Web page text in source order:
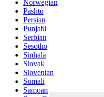
Norwegian
Pashto
Persian
Punjabi
Serbian
Sesotho
Sinhala
Slovak
Slovenian
Somali
Samoan